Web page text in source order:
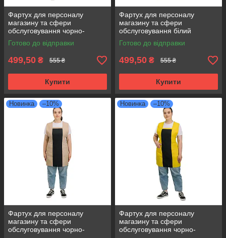
Фартух для персоналу
магазину та сфери
обслуговування чорно-
зелений
Готово до відправки
499,50 ₴ 555 ₴
Купити
Фартух для персоналу
магазину та сфери
обслуговування білий
Готово до відправки
499,50 ₴ 555 ₴
Купити
Новинка –10%
Фартух для персоналу
магазину та сфери
обслуговування чорно-
Новинка –10%
Фартух для персоналу
магазину та сфери
обслуговування чорно-